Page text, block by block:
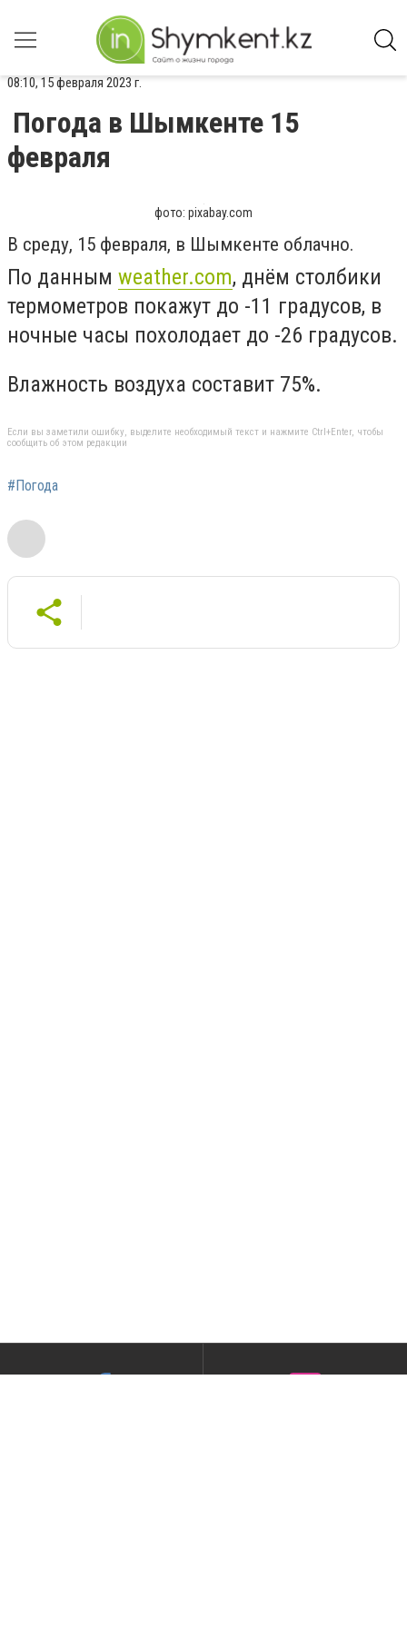
08:10, 15 февраля 2023 г.
Погода в Шымкенте 15
февраля
фото: pixabay.com
В среду, 15 февраля, в Шымкенте облачно.
По данным weather.com, днём столбики
термометров покажут до -11 градусов, в
ночные часы похолодает до -26 градусов.
Влажность воздуха составит 75%.
Если вы заметили ошибку, выделите необходимый текст и нажмите Ctrl+Enter, чтобы
сообщить об этом редакции
#Погода